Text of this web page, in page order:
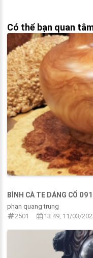
Có thể bạn quan
BÌNH CÀ TE DÁNG CỔ
phan quang trung
2501
13:49, 11/03/